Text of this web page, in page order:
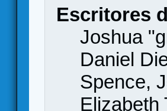
Escritores
Joshua
Daniel
Spence,
Elizabeth